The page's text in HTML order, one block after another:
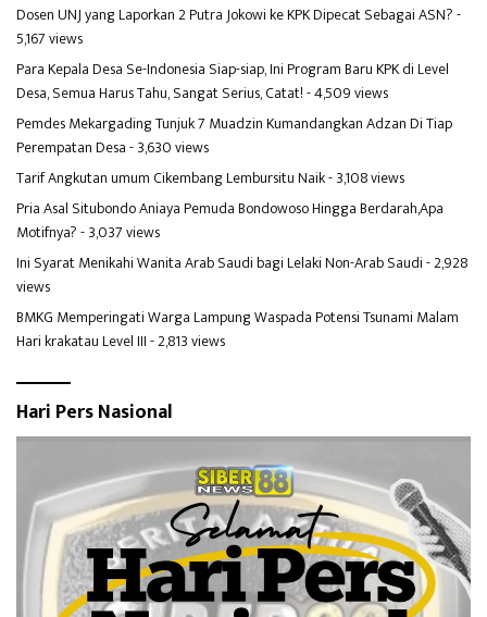
Dosen UNJ yang Laporkan 2 Putra Jokowi ke KPK Dipecat Sebagai ASN?-
5,167 views
Para Kepala Desa Se-Indonesia Siap-siap, Ini Program Baru KPK di Level
Desa, Semua Harus Tahu, Sangat Serius, Catat!- 4,509 views
Pemdes Mekargading Tunjuk 7 Muadzin Kumandangkan Adzan Di Tiap
Perempatan Desa- 3,630 views
Tarif Angkutan umum Cikembang Lembursitu Naik- 3,108 views
Pria Asal Situbondo Aniaya Pemuda Bondowoso Hingga Berdarah,Apa
Motifnya?- 3,037 views
Ini Syarat Menikahi Wanita Arab Saudi bagi Lelaki Non-Arab Saudi- 2,928
views
BMKG Memperingati Warga Lampung Waspada Potensi Tsunami Malam
Hari krakatau Level III- 2,813 views
Hari Pers Nasional